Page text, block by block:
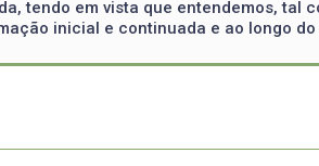
tendo em vista que entendemos, tal
inicial e continuada e ao longo